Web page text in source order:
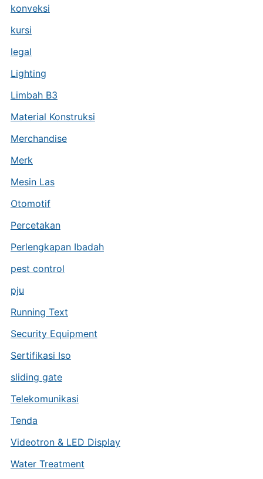
konveksi
kursi
legal
Lighting
Limbah B3
Material Konstruksi
Merchandise
Merk
Mesin Las
Otomotif
Percetakan
Perlengkapan Ibadah
pest control
pju
Running Text
Security Equipment
Sertifikasi Iso
sliding gate
Telekomunikasi
Tenda
Videotron & LED Display
Water Treatment